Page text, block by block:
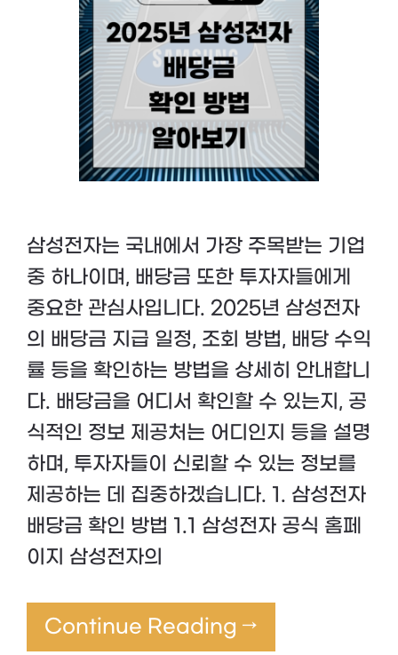
삼성전자는 국내에서 가장 주목받는 기업
중 하나이며, 배당금 또한 투자자들에게
중요한 관심사입니다. 2025년 삼성전자
의 배당금 지급 일정, 조회 방법, 배당 수익
률 등을 확인하는 방법을 상세히 안내합니
다. 배당금을 어디서 확인할 수 있는지, 공
식적인 정보 제공처는 어디인지 등을 설명
하며, 투자자들이 신뢰할 수 있는 정보를
제공하는 데 집중하겠습니다. 1. 삼성전자
배당금 확인 방법 1.1 삼성전자 공식 홈페
이지 삼성전자의
Continue Reading →